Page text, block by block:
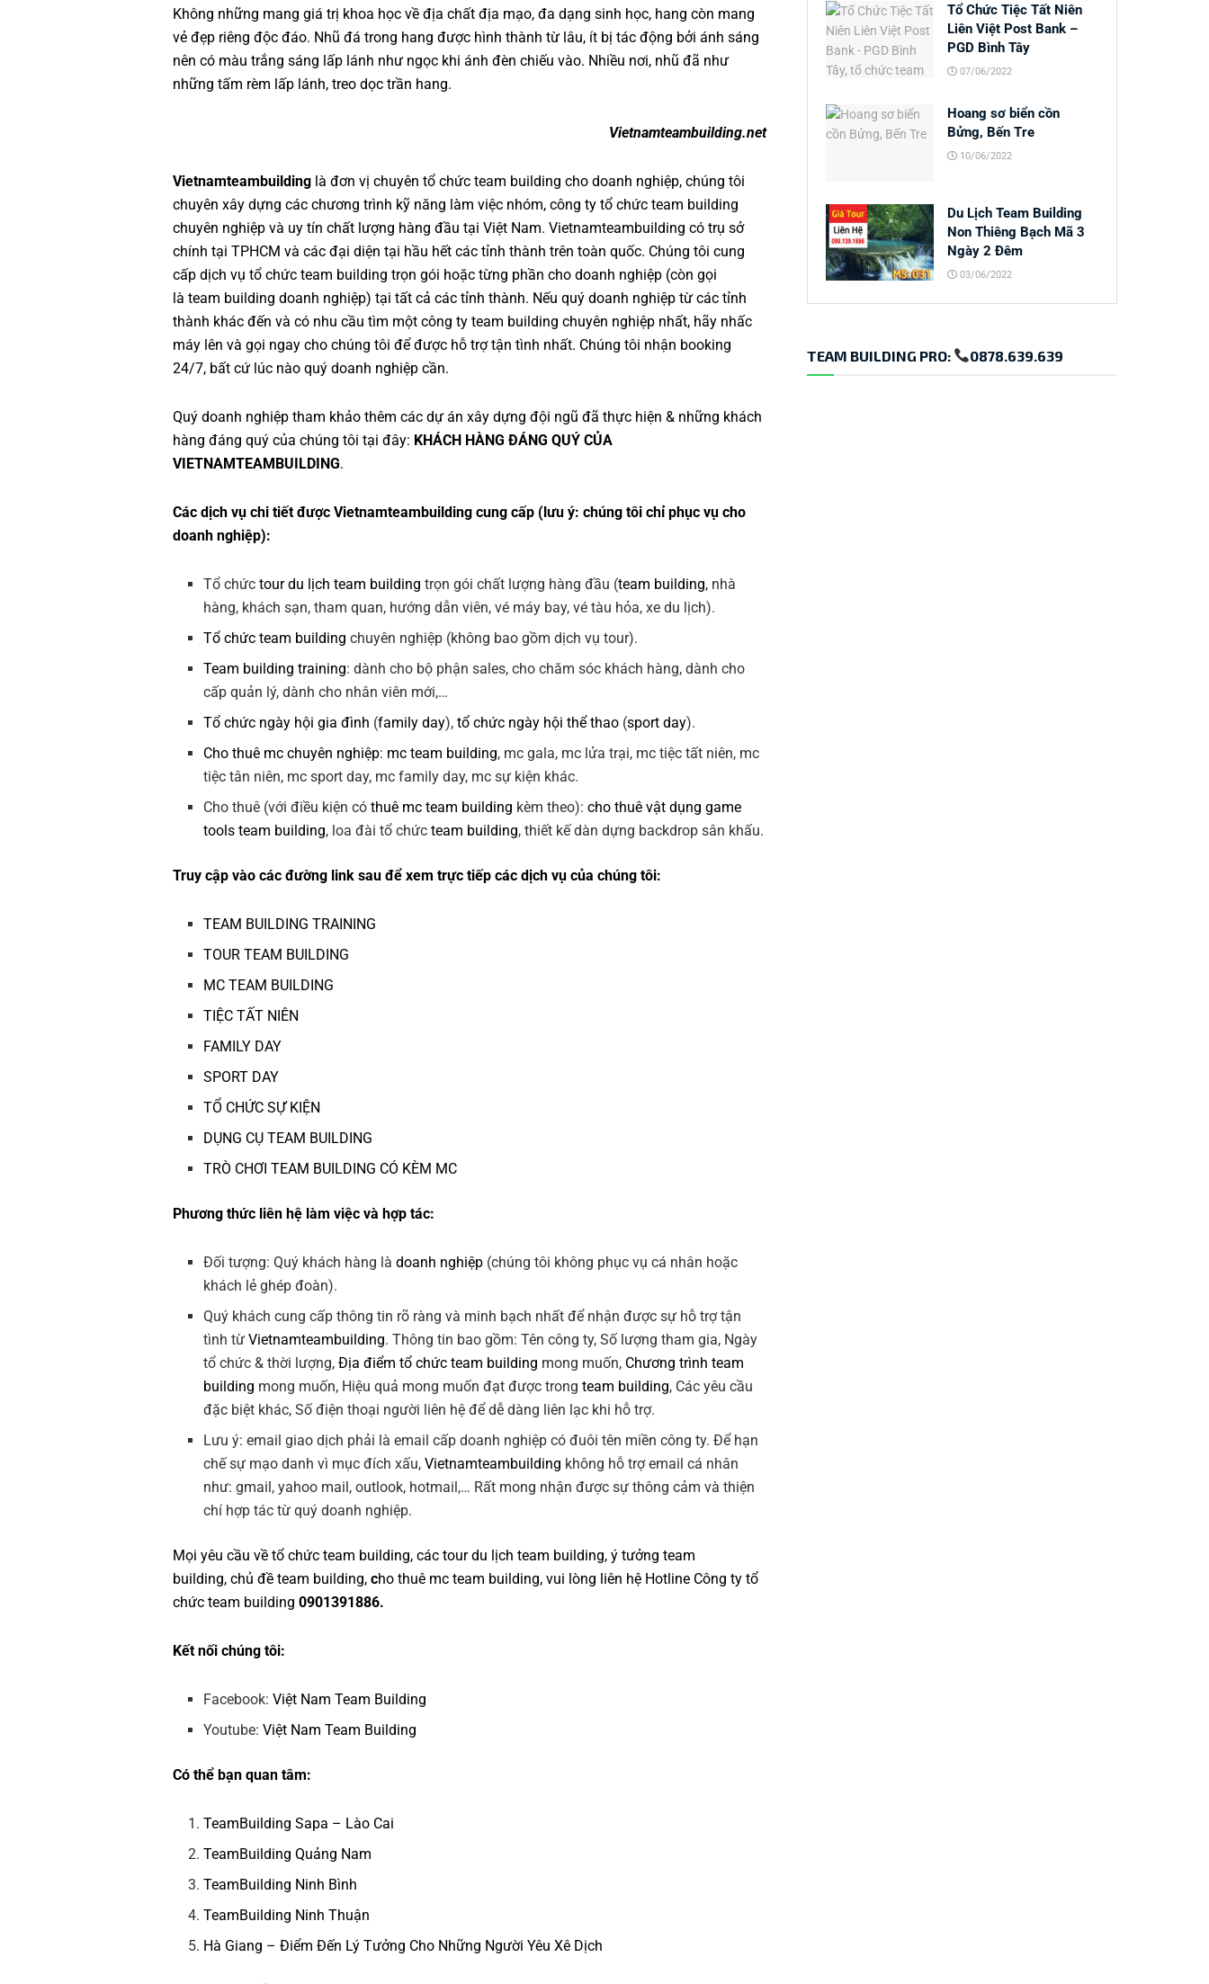
Không những mang giá trị khoa học về địa chất địa mạo, đa dạng sinh học, hang còn mang
vẻ đẹp riêng độc đáo. Nhũ đá trong hang được hình thành từ lâu, ít bị tác động bởi ánh sáng
nên có màu trắng sáng lấp lánh như ngọc khi ánh đèn chiếu vào. Nhiều nơi, nhũ đã như
những tấm rèm lấp lánh, treo dọc trần hang.
Vietnamteambuilding.net
Vietnamteambuilding là đơn vị chuyên tổ chức team building cho doanh nghiệp, chúng tôi
chuyên xây dựng các chương trình kỹ năng làm việc nhóm, công ty tổ chức team building
chuyên nghiệp và uy tín chất lượng hàng đầu tại Việt Nam. Vietnamteambuilding có trụ sở
chính tại TPHCM và các đại diện tại hầu hết các tỉnh thành trên toàn quốc. Chúng tôi cung
cấp dịch vụ tổ chức team building trọn gói hoặc từng phần cho doanh nghiệp (còn gọi
là team building doanh nghiệp) tại tất cả các tỉnh thành. Nếu quý doanh nghiệp từ các tỉnh
thành khác đến và có nhu cầu tìm một công ty team building chuyên nghiệp nhất, hãy nhấc
máy lên và gọi ngay cho chúng tôi để được hỗ trợ tận tình nhất. Chúng tôi nhận booking
24/7, bất cứ lúc nào quý doanh nghiệp cần.
Quý doanh nghiệp tham khảo thêm các dự án xây dựng đội ngũ đã thực hiện & những khách
hàng đáng quý của chúng tôi tại đây: KHÁCH HÀNG ĐÁNG QUÝ CỦA
VIETNAMTEAMBUILDING.
Các dịch vụ chi tiết được Vietnamteambuilding cung cấp (lưu ý: chúng tôi chỉ phục vụ cho
doanh nghiệp):
Tổ chứctour du lịch team building trọn gói chất lượng hàng đầu (team building, nhà
hàng, khách sạn, tham quan, hướng dẫn viên, vé máy bay, vé tàu hỏa, xe du lịch).
Tổ chức team building chuyên nghiệp (không bao gồm dịch vụ tour).
Team building training: dành cho bộ phận sales, cho chăm sóc khách hàng, dành cho
cấp quản lý, dành cho nhân viên mới,…
Tổ chức ngày hội gia đình (family day),tổ chức ngày hội thể thao (sport day).
Cho thuê mc chuyên nghiệp: mc team building, mc gala, mc lửa trại, mc tiệc tất niên, mc
tiệc tân niên, mc sport day, mc family day, mc sự kiện khác.
Cho thuê (với điều kiện cóthuê mc team building kèm theo):cho thuê vật dụng game
tools team building, loa đài tổ chứcteam building, thiết kế dàn dựng backdrop sân khấu.
Truy cập vào các đường link sau để xem trực tiếp các dịch vụ của chúng tôi:
TEAM BUILDING TRAINING
TOUR TEAM BUILDING
MC TEAM BUILDING
TIỆC TẤT NIÊN
FAMILY DAY
SPORT DAY
TỔ CHỨC SỰ KIỆN
DỤNG CỤ TEAM BUILDING
TRÒ CHƠI TEAM BUILDING CÓ KÈM MC
Phương thức liên hệ làm việc và hợp tác:
Đối tượng: Quý khách hàng làdoanh nghiệp (chúng tôi không phục vụ cá nhân hoặc
khách lẻ ghép đoàn).
Quý khách cung cấp thông tin rõ ràng và minh bạch nhất để nhận được sự hỗ trợ tận
tình từVietnamteambuilding. Thông tin bao gồm: Tên công ty, Số lượng tham gia, Ngày
tổ chức & thời lượng,Địa điểm tổ chức team building mong muốn, Chương trình team
building mong muốn, Hiệu quả mong muốn đạt được trongteam building, Các yêu cầu
đặc biệt khác, Số điện thoại người liên hệ để dễ dàng liên lạc khi hỗ trợ.
Lưu ý: email giao dịch phải là email cấp doanh nghiệp có đuôi tên miền công ty. Để hạn
chế sự mạo danh vì mục đích xấu,Vietnamteambuilding không hỗ trợ email cá nhân
như: gmail, yahoo mail, outlook, hotmail,… Rất mong nhận được sự thông cảm và thiện
chí hợp tác từ quý doanh nghiệp.
Mọi yêu cầu về tổ chức team building, các tourdu lịch team building, ý tưởng team
building, chủ đề team building, cho thuê mc team building, vui lòng liên hệ Hotline Công ty tổ
chức team building 0901391886.
Kết nối chúng tôi:
Facebook:Việt Nam Team Building
Youtube:Việt Nam Team Building
Có thể bạn quan tâm:
TeamBuilding Sapa – Lào Cai
TeamBuilding Quảng Nam
TeamBuilding Ninh Bình
TeamBuilding Ninh Thuận
Hà Giang – Điểm Đến Lý Tưởng Cho Những Người Yêu Xê Dịch
Tổ Chức Tiệc Tất Niên
Liên Việt Post Bank –
PGD Bình Tây
07/06/2022
Hoang sơ biển cồn
Bửng, Bến Tre
10/06/2022
Du Lịch Team Building
Non Thiêng Bạch Mã 3
Ngày 2 Đêm
03/06/2022
TEAM BUILDING PRO: 0878.639.639